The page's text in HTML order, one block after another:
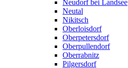
Neudorf bei Landsee
Neutal
Nikitsch
Oberloisdorf
Oberpetersdorf
Oberpullendorf
Oberrabnitz
Pilgersdorf